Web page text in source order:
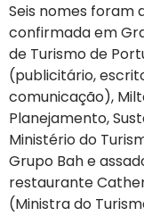
Seis nomes foram
confirmada em
de Turismo de
(publicitário,
comunicação),
Planejamento,
Ministério do
Grupo Bah e
restaurante
(Ministra do